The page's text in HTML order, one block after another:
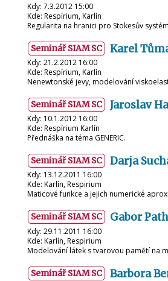
Kdy: 7.3.2012 15:00
Kde: Respírium, Karlín
Regularita na hranici pro Stokesův systém
Seminář SIAM SC Karel
Kdy: 21.2.2012 16:00
Kde: Respírium, Karlín
Nenewtonské jevy, modelování
Seminář SIAM SC Jaroslav
Kdy: 10.1.2012 16:00
Kde: Respírium Karlín
Přednáška na téma GENERIC.
Seminář SIAM SC Darja
Kdy: 13.12.2011 16:00
Kde: Karlín, Respirium
Maticové funkce a jejich numerické
Seminář SIAM SC Gabor
Kdy: 29.11.2011 16:00
Kde: Karlín, Respirium
Modelování látek s tvarovou pamětí na
Seminář SIAM SC Barbora